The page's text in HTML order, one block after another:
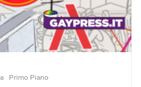
Primo Piano